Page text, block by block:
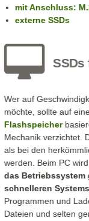
mit Anschluss:
externe SSDs
SSDs
Wer auf
möchte, sollte auf
Flashspeicher
Mechanik verzichtet.
als bei den
werden. Beim PC
das Betriebssystem
schnelleren
Programmen und
Dateien und selten